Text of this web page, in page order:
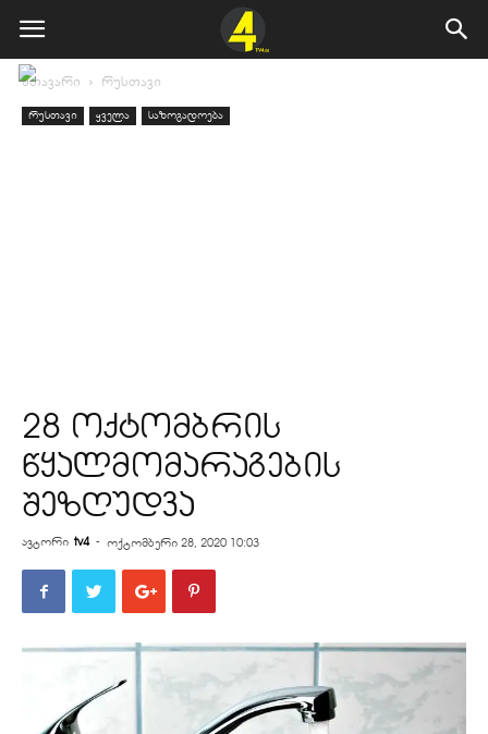
მთავარი რუსთავი
რუსთავი ყველა საზოგადოება
28 ოქტომბრის
წყალმომარაგების
შეზღუდვა
ავტორი tv4 - ოქტომბერი 28, 2020 10:03